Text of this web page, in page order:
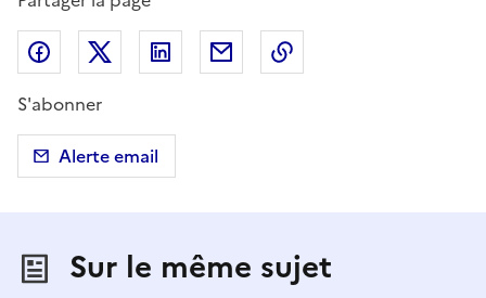
Partager sur Facebook
Partager sur X (anciennement Twitter)
Partager sur LinkedIn
Partager par email
S'abonner
Alerte email
Sur le même sujet